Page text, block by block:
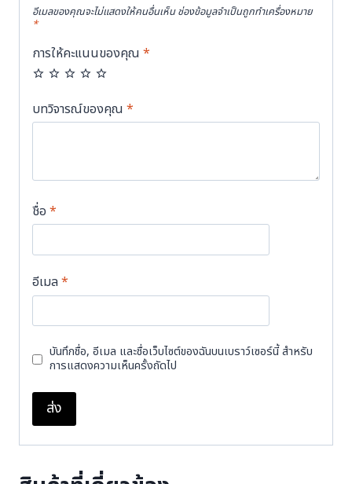
อีเมลของคุณจะไม่แสดงให้คนอื่นเห็น ช่องข้อมูลจำเป็นถูกทำเครื่องหมาย
*
การให้คะแนนของคุณ *
บทวิจารณ์ของคุณ *
ชื่อ *
อีเมล *
บันทึกชื่อ, อีเมล และชื่อเว็บไซต์ของฉันบนเบราว์เซอร์นี้ สำหรับ
การแสดงความเห็นครั้งถัดไป